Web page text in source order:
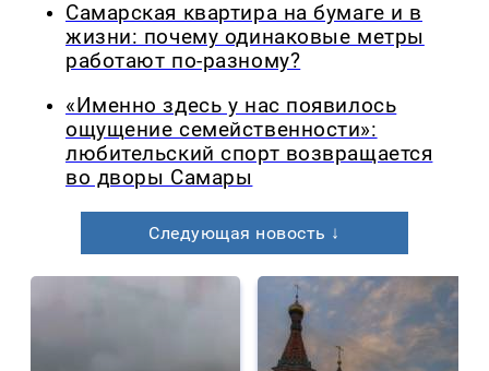
Самарская квартира на бумаге и в
жизни: почему одинаковые метры
работают по-разному?
«Именно здесь у нас появилось
ощущение семейственности»:
любительский спорт возвращается
во дворы Самары
Следующая новость ↓